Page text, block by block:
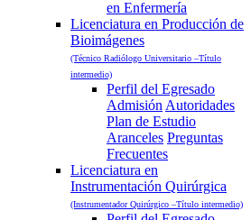
en Enfermería
Licenciatura en Producción de
Bioimágenes
(Técnico Radiólogo Universitario –Título
intermedio)
Perfil del Egresado
Admisión Autoridades
Plan de Estudio
Aranceles Preguntas
Frecuentes
Licenciatura en
Instrumentación Quirúrgica
(Instrumentador Quirúrgico –Título intermedio)